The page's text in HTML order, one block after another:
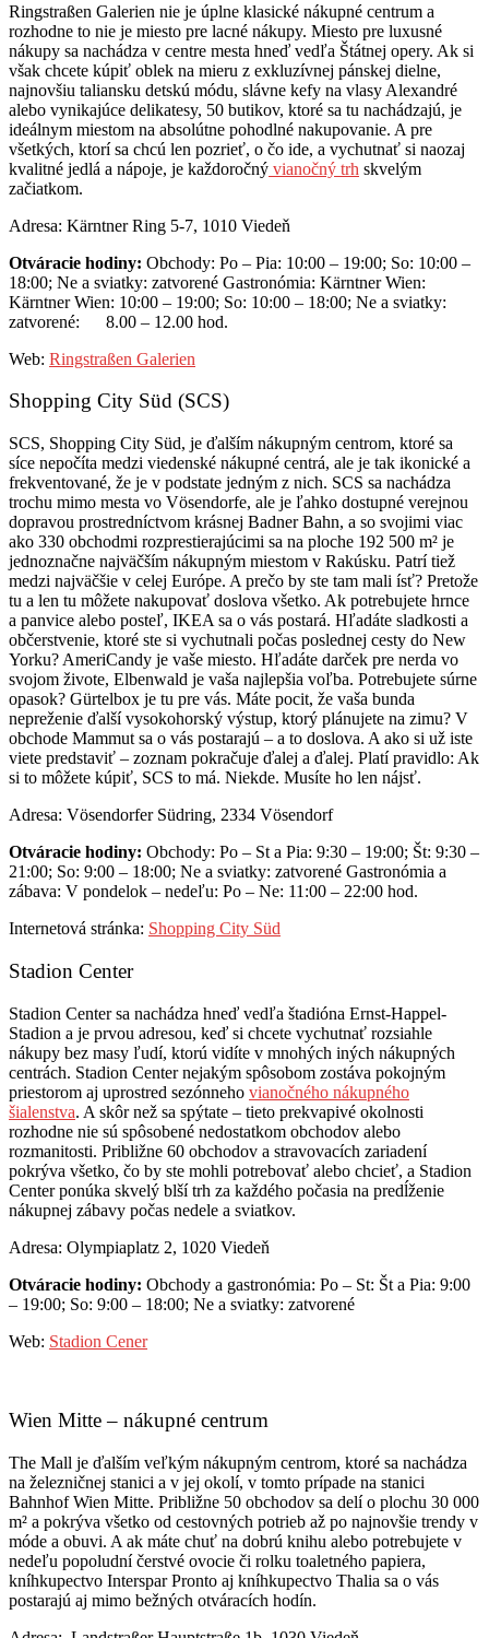
Ringstraßen Galerien nie je úplne klasické nákupné centrum a
rozhodne to nie je miesto pre lacné nákupy. Miesto pre luxusné
nákupy sa nachádza v centre mesta hneď vedľa Štátnej opery. Ak si
však chcete kúpiť oblek na mieru z exkluzívnej pánskej dielne,
najnovšiu taliansku detskú módu, slávne kefy na vlasy Alexandré
alebo vynikajúce delikatesy, 50 butikov, ktoré sa tu nachádzajú, je
ideálnym miestom na absolútne pohodlné nakupovanie. A pre
všetkých, ktorí sa chcú len pozrieť, o čo ide, a vychutnať si naozaj
kvalitné jedlá a nápoje, je každoročný vianočný trh skvelým
začiatkom.
Adresa: Kärntner Ring 5-7, 1010 Viedeň
Otváracie hodiny: Obchody: Po – Pia: 10:00 – 19:00; So: 10:00 –
18:00; Ne a sviatky: zatvorené Gastronómia: Kärntner Wien:
Kärntner Wien: 10:00 – 19:00; So: 10:00 – 18:00; Ne a sviatky:
zatvorené: 8.00 – 12.00 hod.
Web: Ringstraßen Galerien
Shopping City Süd (SCS)
SCS, Shopping City Süd, je ďalším nákupným centrom, ktoré sa
síce nepočíta medzi viedenské nákupné centrá, ale je tak ikonické a
frekventované, že je v podstate jedným z nich. SCS sa nachádza
trochu mimo mesta vo Vösendorfe, ale je ľahko dostupné verejnou
dopravou prostredníctvom krásnej Badner Bahn, a so svojimi viac
ako 330 obchodmi rozprestierajúcimi sa na ploche 192 500 m² je
jednoznačne najväčším nákupným miestom v Rakúsku. Patrí tiež
medzi najväčšie v celej Európe. A prečo by ste tam mali ísť? Pretože
tu a len tu môžete nakupovať doslova všetko. Ak potrebujete hrnce
a panvice alebo posteľ, IKEA sa o vás postará. Hľadáte sladkosti a
občerstvenie, ktoré ste si vychutnali počas poslednej cesty do New
Yorku? AmeriCandy je vaše miesto. Hľadáte darček pre nerda vo
svojom živote, Elbenwald je vaša najlepšia voľba. Potrebujete súrne
opasok? Gürtelbox je tu pre vás. Máte pocit, že vaša bunda
nepreženie ďalší vysokohorský výstup, ktorý plánujete na zimu? V
obchode Mammut sa o vás postarajú – a to doslova. A ako si už iste
viete predstaviť – zoznam pokračuje ďalej a ďalej. Platí pravidlo: Ak
si to môžete kúpiť, SCS to má. Niekde. Musíte ho len nájsť.
Adresa: Vösendorfer Südring, 2334 Vösendorf
Otváracie hodiny: Obchody: Po – St a Pia: 9:30 – 19:00; Št: 9:30 –
21:00; So: 9:00 – 18:00; Ne a sviatky: zatvorené Gastronómia a
zábava: V pondelok – nedeľu: Po – Ne: 11:00 – 22:00 hod.
Internetová stránka: Shopping City Süd
Stadion Center
Stadion Center sa nachádza hneď vedľa štadióna Ernst-Happel-
Stadion a je prvou adresou, keď si chcete vychutnať rozsiahle
nákupy bez masy ľudí, ktorú vidíte v mnohých iných nákupných
centrách. Stadion Center nejakým spôsobom zostáva pokojným
priestorom aj uprostred sezónneho vianočného nákupného
šialenstva. A skôr než sa spýtate – tieto prekvapivé okolnosti
rozhodne nie sú spôsobené nedostatkom obchodov alebo
rozmanitosti. Približne 60 obchodov a stravovacích zariadení
pokrýva všetko, čo by ste mohli potrebovať alebo chcieť, a Stadion
Center ponúka skvelý blší trh za každého počasia na predĺženie
nákupnej zábavy počas nedele a sviatkov.
Adresa: Olympiaplatz 2, 1020 Viedeň
Otváracie hodiny: Obchody a gastronómia: Po – St: Št a Pia: 9:00
– 19:00; So: 9:00 – 18:00; Ne a sviatky: zatvorené
Web: Stadion Cener
Wien Mitte – nákupné centrum
The Mall je ďalším veľkým nákupným centrom, ktoré sa nachádza
na železničnej stanici a v jej okolí, v tomto prípade na stanici
Bahnhof Wien Mitte. Približne 50 obchodov sa delí o plochu 30 000
m² a pokrýva všetko od cestovných potrieb až po najnovšie trendy v
móde a obuvi. A ak máte chuť na dobrú knihu alebo potrebujete v
nedeľu popoludní čerstvé ovocie či rolku toaletného papiera,
kníhkupectvo Interspar Pronto aj kníhkupectvo Thalia sa o vás
postarajú aj mimo bežných otváracích hodín.